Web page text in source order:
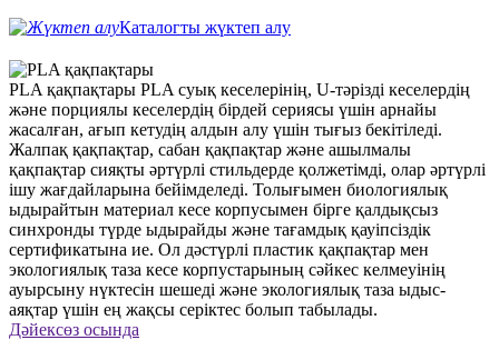
Каталогты жүктеп алу
PLA қақпақтары PLA суық кеселерінің, U-тәрізді кеселердің
және порциялы кеселердің бірдей сериясы үшін арнайы
жасалған, ағып кетудің алдын алу үшін тығыз бекітіледі.
Жалпақ қақпақтар, сабан қақпақтар және ашылмалы
қақпақтар сияқты әртүрлі стильдерде қолжетімді, олар әртүрлі
ішу жағдайларына бейімделеді. Толығымен биологиялық
ыдырайтын материал кесе корпусымен бірге қалдықсыз
синхронды түрде ыдырайды және тағамдық қауіпсіздік
сертификатына ие. Ол дәстүрлі пластик қақпақтар мен
экологиялық таза кесе корпустарының сәйкес келмеуінің
ауырсыну нүктесін шешеді және экологиялық таза ыдыс-
аяқтар үшін ең жақсы серіктес болып табылады.
Дәйексөз осында